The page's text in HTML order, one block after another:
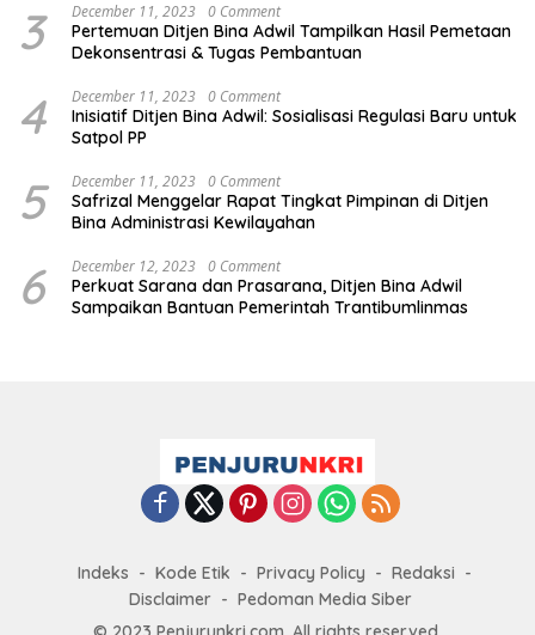
3 December 11, 2023 0 Comment
Pertemuan Ditjen Bina Adwil Tampilkan Hasil Pemetaan
Dekonsentrasi & Tugas Pembantuan
4 December 11, 2023 0 Comment
Inisiatif Ditjen Bina Adwil: Sosialisasi Regulasi Baru untuk
Satpol PP
5 December 11, 2023 0 Comment
Safrizal Menggelar Rapat Tingkat Pimpinan di Ditjen
Bina Administrasi Kewilayahan
6 December 12, 2023 0 Comment
Perkuat Sarana dan Prasarana, Ditjen Bina Adwil
Sampaikan Bantuan Pemerintah Trantibumlinmas
Indeks Kode Etik Privacy Policy
Redaksi
Disclaimer
Pedoman Media Siber